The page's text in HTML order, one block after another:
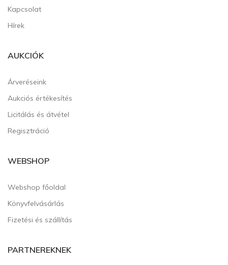
Kapcsolat
Hírek
AUKCIÓK
Árveréseink
Aukciós értékesítés
Licitálás és átvétel
Regisztráció
WEBSHOP
Webshop főoldal
Könyvfelvásárlás
Fizetési és szállítás
PARTNEREKNEK